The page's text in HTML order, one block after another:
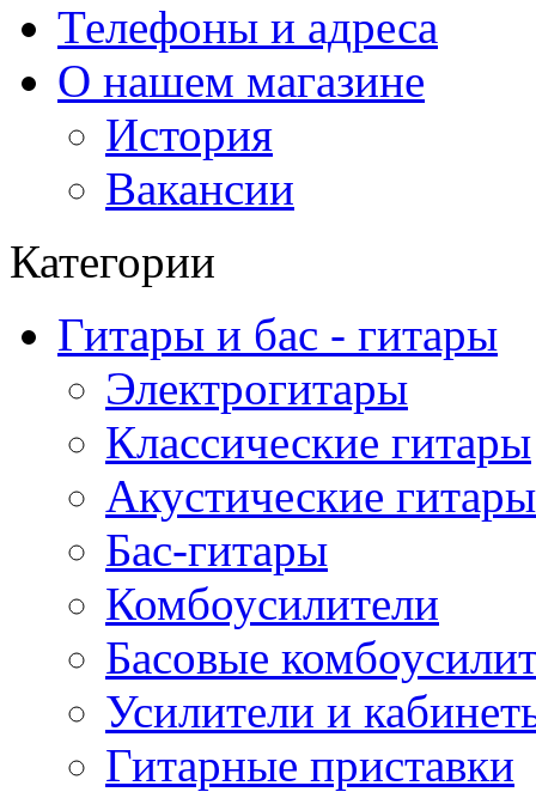
Телефоны и адреса
О нашем магазине
История
Вакансии
Категории
Гитары и бас - гитары
Электрогитары
Классические гитары
Акустические гитары
Бас-гитары
Комбоусилители
Басовые
Усилители и
Гитарные приставки